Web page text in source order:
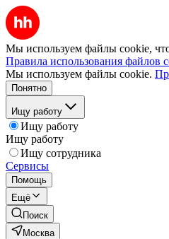
Мы используем файлы cookie,
Правила использования файлов
Мы используем файлы cookie.
Понятно
Ищу работу
Ищу работу
Ищу работу
Ищу сотрудника
Сервисы
Помощь
Ещё
Поиск
Москва